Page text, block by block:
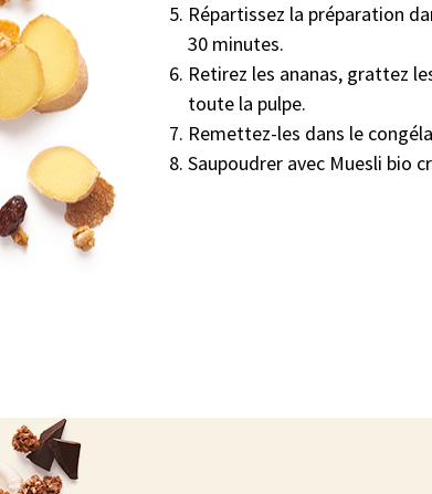
Répartissez la préparation
30 minutes.
Retirez les ananas, grattez
toute la pulpe.
Remettez-les dans le
Saupoudrer avec Muesli bio